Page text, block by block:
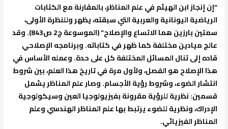
“إن إنجاز ابن الهيثم في علم المناظر، بالمقارنة مع الكتابات
الرياضية اليونانية والعربية التي سبقته، يظهر وللنظرة الأولى،
سمتين بارزين هما الاتساع والإصلاح” (الموسوعة ج2 ص843). وقد
عالج ميادين مختلفة كما ظهر في كتاباته. وبرنامجه الإصلاحي
قاده إلى تنال المسائل المختلفة كل على حدة. وعمله الأساس في
هذا الإصلاح هو الفصل، ولأول مرة في تاريخ هذا العلم، بين شروط
انتشار الضوء، وشروط رؤية الأجسام. وصار علم المناظر يشمل
قسمين: نظرية للرؤية مقرونة بفيزيولوجيا العين وسيكولوجية
الإدراك، ونظرية للضوء يرتبط بها علم المناظر الهندسي وعلم
المناظر الفيزيائي.